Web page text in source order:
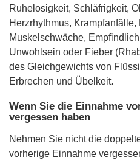
Ruhelosigkeit, Schläfrigkeit,
Herzrhythmus,
Muskelschwäche,
Unwohlsein oder Fieber
des Gleichgewichts von
Erbrechen und Übelkeit.
Wenn Sie die Einnahme
vergessen haben
Nehmen Sie nicht die
vorherige Einnahme